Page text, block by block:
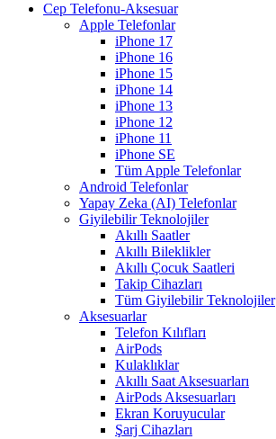
Cep Telefonu-Aksesuar
Apple Telefonlar
iPhone 17
iPhone 16
iPhone 15
iPhone 14
iPhone 13
iPhone 12
iPhone 11
iPhone SE
Tüm Apple Telefonlar
Android Telefonlar
Yapay Zeka (AI) Telefonlar
Giyilebilir Teknolojiler
Akıllı Saatler
Akıllı Bileklikler
Akıllı Çocuk Saatleri
Takip Cihazları
Tüm Giyilebilir Teknolojiler
Aksesuarlar
Telefon Kılıfları
AirPods
Kulaklıklar
Akıllı Saat Aksesuarları
AirPods Aksesuarları
Ekran Koruyucular
Şarj Cihazları